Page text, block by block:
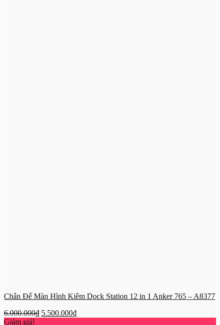
Chân Đế Màn Hình Kiêm Dock Station 12 in 1 Anker 765 – A8377
6.000.000₫ Giá
5.500.000₫Giá
Giảm giá!